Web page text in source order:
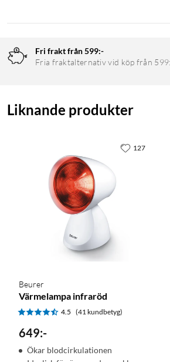
Fri frakt från 599:-
Fria fraktalternativ vid köp från
Liknande produkter
Beurer
Värmelampa infraröd
4.5 (41 kundbetyg)
649:-
Ökar blodcirkulationen
127